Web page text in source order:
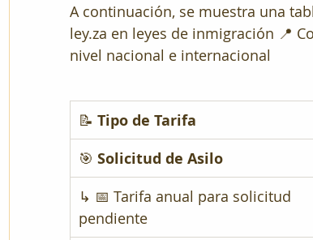
A continuación, se muestra una
ley.za en leyes de inmigración 📍
nivel nacional e internacional
📝 Tipo de Tarifa
🎯 Solicitud de Asilo
↳ 📅 Tarifa anual para solicitud
pendiente